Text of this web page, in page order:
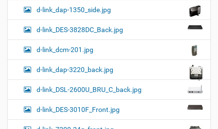
d-link_dap-1350_side.jpg
d-link_DES-3828DC_Back.jpg
d-link_dcm-201.jpg
d-link_dap-3220_back.jpg
d-link_DSL-2600U_BRU_C_back.jpg
d-link_DES-3010F_Front.jpg